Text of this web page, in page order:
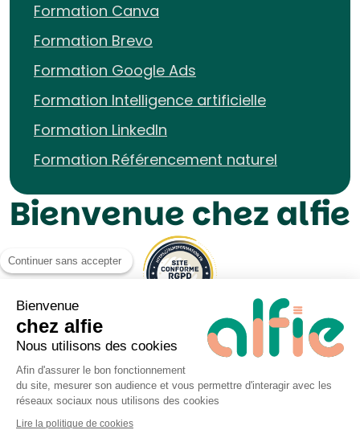
Formation Canva
Formation Brevo
Formation Google Ads
Formation Intelligence artificielle
Formation LinkedIn
Formation Référencement naturel
Bienvenue chez alfie
Mentions légales UP&KO
Politique de Cookies
Continuer sans accepter
Bienvenue
chez alfie
Nous utilisons des cookies
Afin d'assurer le bon fonctionnement
du site, mesurer son audience et vous permettre d'interagir avec les
réseaux sociaux nous utilisons des cookies
Lire la politique de cookies